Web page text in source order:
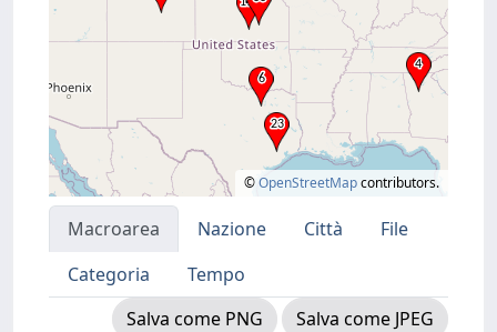
©OpenStreetMapcontributors.
Macroarea Nazione Città
File
Categoria
Tempo
Salva come PNG
Salva come JPEG